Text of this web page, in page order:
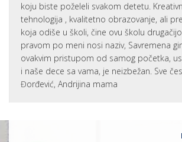
koju biste poželeli svakom detetu.
tehnologija , kvalitetno obrazovanje, ali
koja odiše u školi, čine ovu školu
pravom po meni nosi naziv, Savremena
ovakvim pristupom od samog početka,
i naše dece sa vama, je neizbežan. Sve
Đorđević, Andrijina mama